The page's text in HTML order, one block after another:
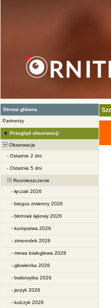
Strona główna
Partnerzy
Przegląd obserwacji
Obserwacje
- Ostatnie 2 dni
- Ostatnie 5 dni
Rozmieszczenie
- łęczak 2026
- biegus zmienny 2026
- błotniak łąkowy 2026
- kuropatwa 2026
- zimorodek 2026
- mewa białogłowa 2026
- głowienka 2026
- białorzytka 2026
- jerzyk 2026
- kulczyk 2026